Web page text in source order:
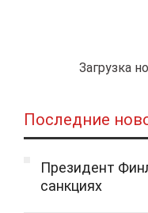
Загрузка
Последние
Президент
санкциях